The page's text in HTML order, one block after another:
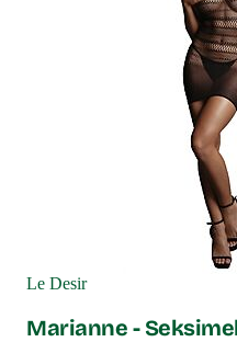
Le Desir
Marianne -